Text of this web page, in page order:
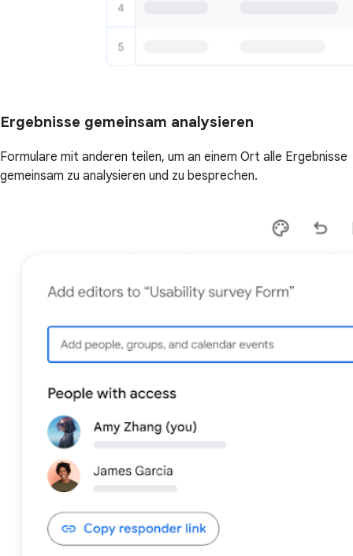
Ergebnisse gemeinsam analysieren
Formulare mit anderen teilen, um an einem Ort alle Ergebnisse
gemeinsam zu analysieren und zu besprechen.